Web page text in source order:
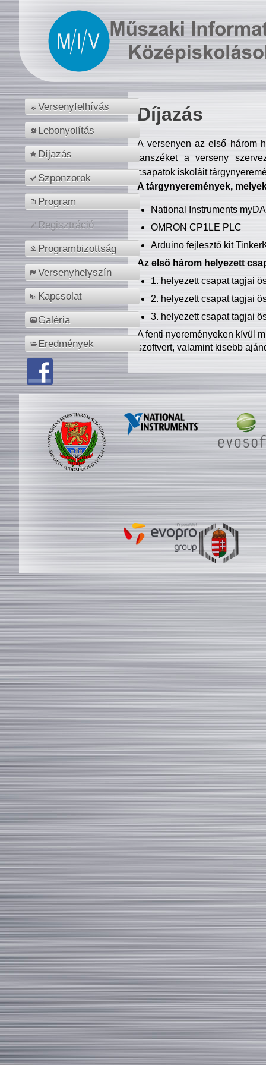
Versenyfelhívás
Lebonyolítás
Díjazás
Szponzorok
Program
Regisztráció
Programbizottság
Versenyhelyszín
Kapcsolat
Galéria
Eredmények
Díjazás
A versenyen az első három
tanszéket a verseny
csapatok iskoláit
A tárgynyeremények,
National Instruments
OMRON CP1LE PLC
Arduino fejlesztő kit
Az első három helyezett
1. helyezett csapat tagjai
2. helyezett csapat tagjai
3. helyezett csapat tagjai
A fenti nyereményeken kívül
szoftvert, valamint kisebb